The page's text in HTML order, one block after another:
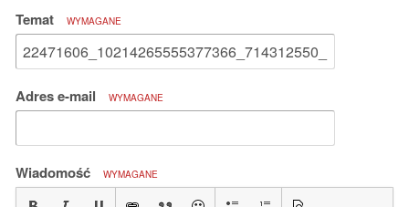
Temat WYMAGANE
Adres e-mail WYMAGANE
Wiadomość WYMAGANE